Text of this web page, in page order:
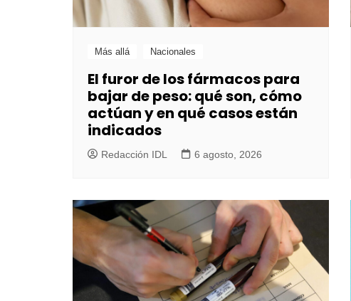
Más allá Nacionales
El furor de los fármacos para
bajar de peso: qué son, cómo
actúan y en qué casos están
indicados
Redacción IDL 6 agosto, 2026